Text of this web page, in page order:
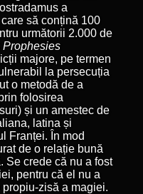
a
să conțină 100
următorii 2.000 de
Prophesies
majore, pe termen
la persecuția
o metodă de a
folosirea
și un amestec de
latina și
Franței. În mod
de o relație bună
Se crede că nu a fost
pentru că el nu a
zisă a magiei.